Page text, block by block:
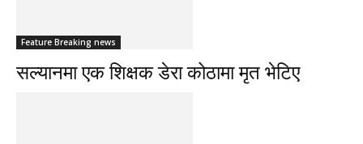
Feature Breaking news
सल्यानमा एक शिक्षक डेरा कोठामा मृत भेटिए